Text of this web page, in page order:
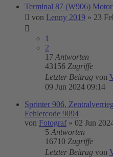
Terminal 87 (W906)
von Lenny 2019 » 23
1
2
17 Antworten
43156 Zugriffe
Letzter Beitrag von
09 Jun 2024 09:14
Sprinter 906,
Fehlercode 9094
von Fotograf » 02 Jun
5 Antworten
16710 Zugriffe
Letzter Beitrag von